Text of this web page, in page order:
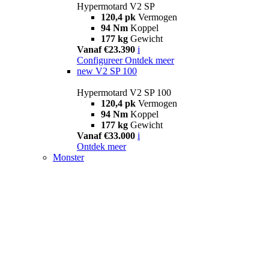
Hypermotard V2 SP
120,4 pk Vermogen
94 Nm Koppel
177 kg Gewicht
Vanaf €23.390 i
Configureer Ontdek meer
new V2 SP 100
Hypermotard V2 SP 100
120,4 pk Vermogen
94 Nm Koppel
177 kg Gewicht
Vanaf €33.000 i
Ontdek meer
Monster